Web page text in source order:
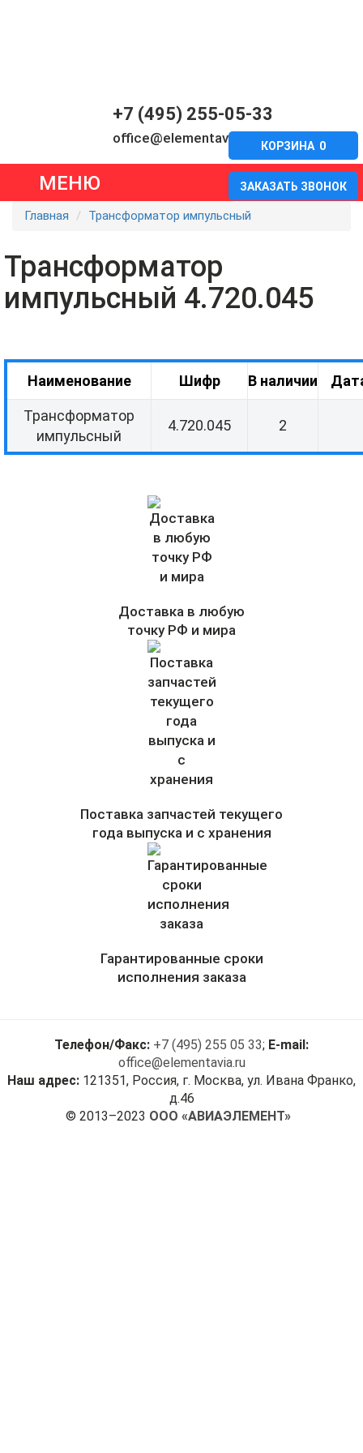
+7 (495) 255-05-33
office@elementavia.ru
ЗАКАЗАТЬ ЗВОНОК
КОРЗИНА 0
МЕНЮ
Главная Трансформатор импульсный
Трансформатор
импульсный 4.720.045
Наименование Шифр В наличии
Трансформатор
импульсный
4.720.045 2
Доставка в любую
точку РФ и мира
Поставка запчастей текущего
года выпуска и с хранения
Гарантированные сроки
исполнения заказа
Телефон/Факс: +7 (495) 255 05 33; E-mail:
office@elementavia.ru
Наш адрес: 121351, Россия, г. Москва, ул. Ивана Франко,
д.46
© 2013–2023 ООО «АВИАЭЛЕМЕНТ»